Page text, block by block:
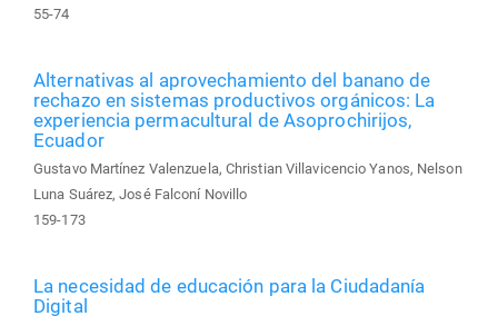
55-74
Alternativas al aprovechamiento del banano de
rechazo en sistemas productivos orgánicos: La
experiencia permacultural de Asoprochirijos,
Ecuador
Gustavo Martínez Valenzuela, Christian Villavicencio Yanos, Nelson
Luna Suárez, José Falconí Novillo
159-173
La necesidad de educación para la Ciudadanía
Digital